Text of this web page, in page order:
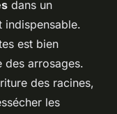
dans un
indispensable.
est bien
des arrosages.
des racines,
les